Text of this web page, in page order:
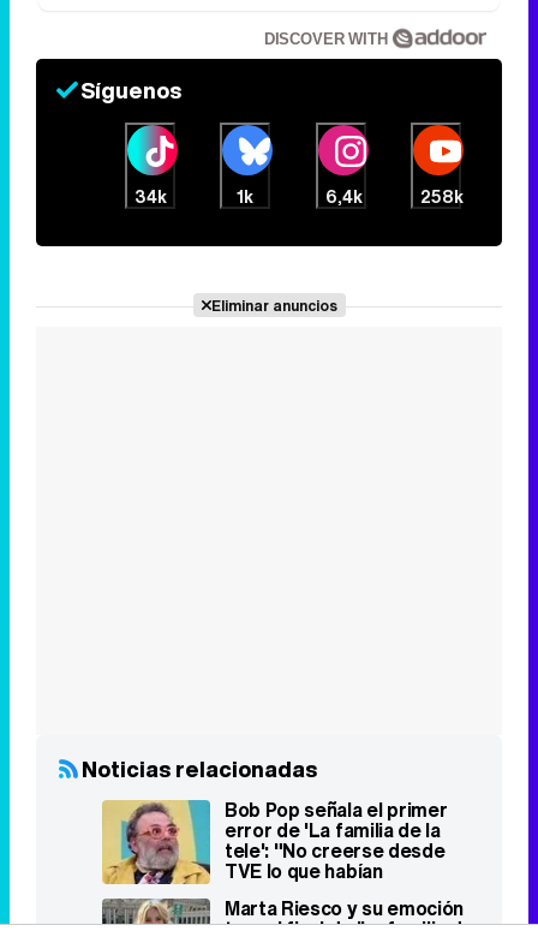
DISCOVER WITH
Síguenos
34k 1k 6,4k 258k
Eliminar anuncios
Noticias relacionadas
Bob Pop señala el primer
error de 'La familia de la
tele': "No creerse desde
TVE lo que habían
comprado"
Marta Riesco y su emoción
tras el final de 'La familia de